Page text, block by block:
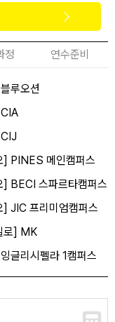
정 연수준비
루오션
] PINES 메인캠퍼스
] BECI 스파르타캠퍼스
] JIC 프리미엄캠퍼스
로] MK
글리시펠라 1캠퍼스